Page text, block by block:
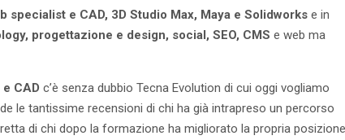
specialist e CAD, 3D Studio Max, Maya e Solidworks e in
progettazione e design, social, SEO, CMS e web ma
CAD c’è senza dubbio Tecna Evolution di cui oggi vogliamo
le tantissime recensioni di chi ha già intrapreso un percorso
di chi dopo la formazione ha migliorato la propria posizione